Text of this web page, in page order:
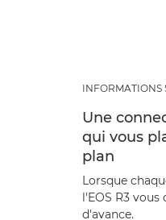
INFORMATIONS
Une
qui vous
plan
Lorsque
l'EOS R3
d'avance.